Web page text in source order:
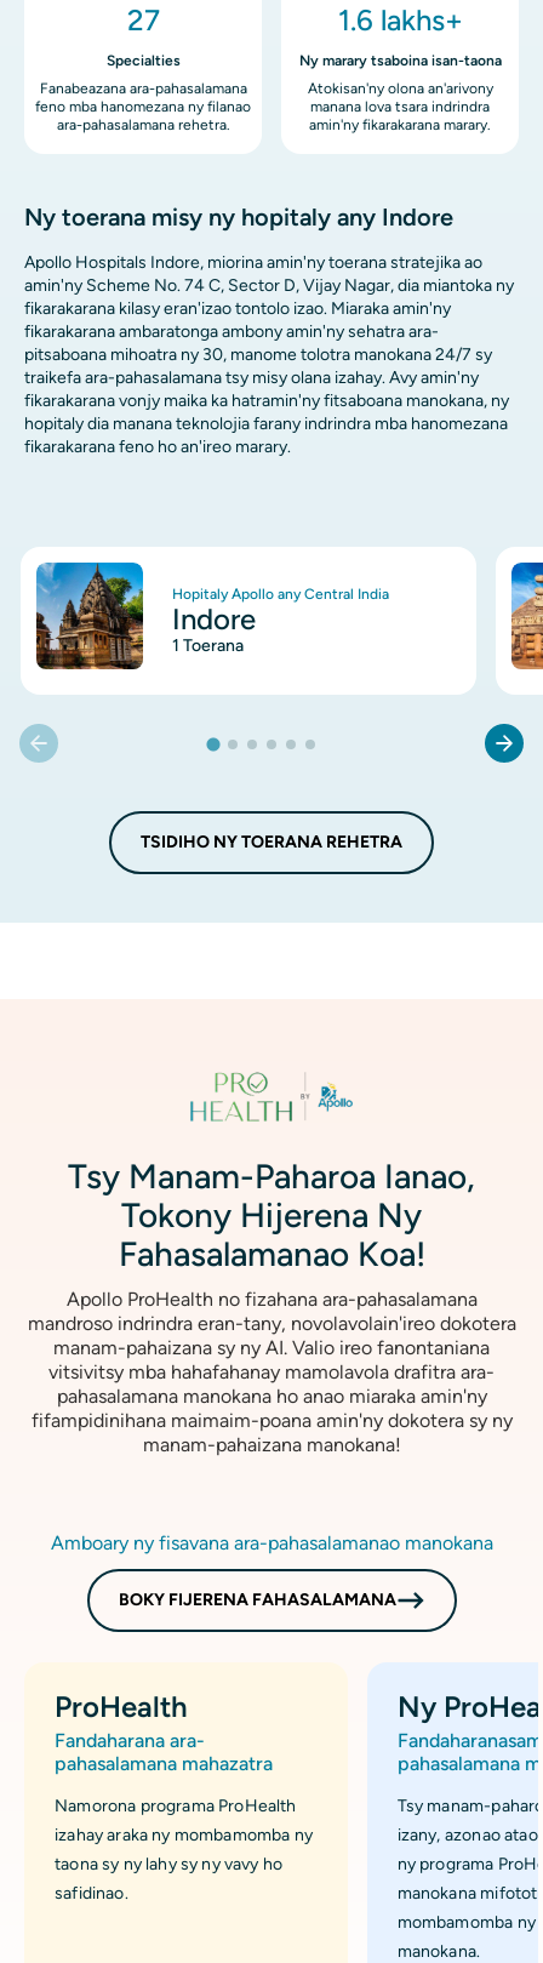
27
Specialties
Fanabeazana ara-pahasalamana
feno mba hanomezana ny filanao
ara-pahasalamana rehetra.
1.6 lakhs+
Ny marary tsaboina isan-taona
Atokisan'ny olona an'arivony
manana lova tsara indrindra
amin'ny fikarakarana marary.
Ny toerana misy ny hopitaly any Indore
Apollo Hospitals Indore, miorina amin'ny toerana stratejika ao
amin'ny Scheme No. 74 C, Sector D, Vijay Nagar, dia miantoka ny
fikarakarana kilasy eran'izao tontolo izao. Miaraka amin'ny
fikarakarana ambaratonga ambony amin'ny sehatra ara-
pitsaboana mihoatra ny 30, manome tolotra manokana 24/7 sy
traikefa ara-pahasalamana tsy misy olana izahay. Avy amin'ny
fikarakarana vonjy maika ka hatramin'ny fitsaboana manokana, ny
hopitaly dia manana teknolojia farany indrindra mba hanomezana
fikarakarana feno ho an'ireo marary.
Image
Hopitaly Apollo any Central India
Indore
1 Toerana
TSIDIHO NY TOERANA REHETRA
Tsy Manam-Paharoa Ianao,
Tokony Hijerena Ny
Fahasalamanao Koa!
Apollo ProHealth no fizahana ara-pahasalamana
mandroso indrindra eran-tany, novolavolain'ireo dokotera
manam-pahaizana sy ny AI. Valio ireo fanontaniana
vitsivitsy mba hahafahanay mamolavola drafitra ara-
pahasalamana manokana ho anao miaraka amin'ny
fifampidinihana maimaim-poana amin'ny dokotera sy ny
manam-pahaizana manokana!
Amboary ny fisavana ara-pahasalamanao manokana
BOKY FIJERENA FAHASALAMANA
ProHealth
Fandaharana ara-
pahasalamana mahazatra
Namorona programa ProHealth
izahay araka ny mombamomba ny
taona sy ny lahy sy ny vavy ho
safidinao.
Ny
pahasalamana
Tsy manam-
izany, azonao
ny programa
manokana
mombamomba ny
manokana.